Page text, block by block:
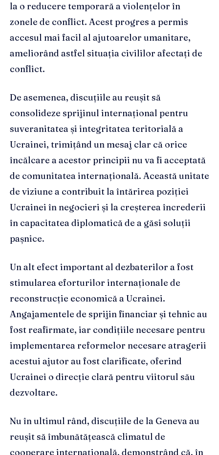
la o reducere temporară a violențelor în
zonele de conflict. Acest progres a permis
accesul mai facil al ajutoarelor umanitare,
ameliorând astfel situația civililor afectați de
conflict.
De asemenea, discuțiile au reușit să
consolideze sprijinul internațional pentru
suveranitatea și integritatea teritorială a
Ucrainei, trimițând un mesaj clar că orice
încălcare a acestor principii nu va fi acceptată
de comunitatea internațională. Această unitate
de viziune a contribuit la întărirea poziției
Ucrainei în negocieri și la creșterea încrederii
în capacitatea diplomatică de a găsi soluții
pașnice.
Un alt efect important al dezbaterilor a fost
stimularea eforturilor internaționale de
reconstrucție economică a Ucrainei.
Angajamentele de sprijin financiar și tehnic au
fost reafirmate, iar condițiile necesare pentru
implementarea reformelor necesare atragerii
acestui ajutor au fost clarificate, oferind
Ucrainei o direcție clară pentru viitorul său
dezvoltare.
Nu în ultimul rând, discuțiile de la Geneva au
reușit să îmbunătățească climatul de
cooperare internațională, demonstrând că, în